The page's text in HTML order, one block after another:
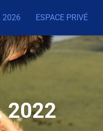
2026 ESPACE PRIVÉ
2022